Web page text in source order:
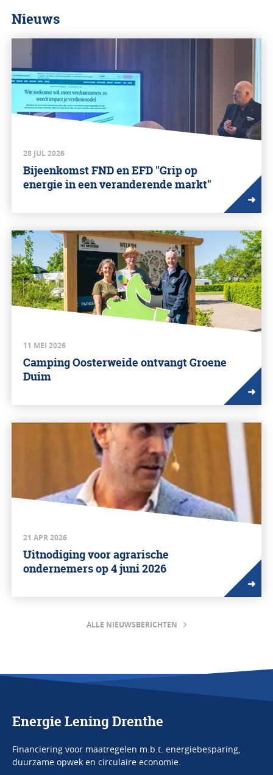
Nieuws
28 JUL 2026
Bijeenkomst FND en EFD "Grip op
energie in een veranderende markt"
➜
11 MEI 2026
Camping Oosterweide ontvangt Groene
Duim
➜
21 APR 2026
Uitnodiging voor agrarische
ondernemers op 4 juni 2026
➜
ALLE NIEUWSBERICHTEN
Energie Lening Drenthe
Financiering voor maatregelen m.b.t. energiebesparing,
duurzame opwek en circulaire economie.